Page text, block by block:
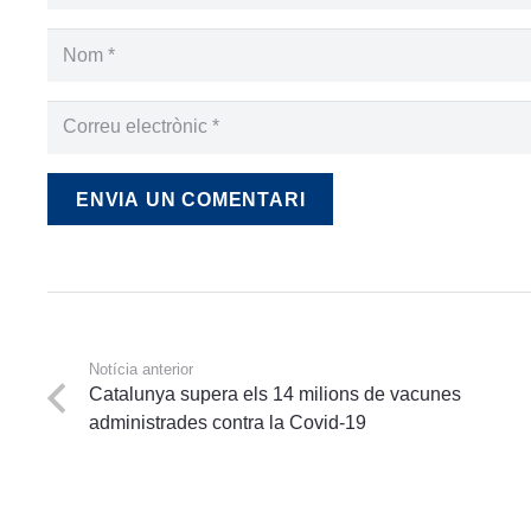
ENVIA UN COMENTARI
Notícia anterior
Catalunya supera els 14 milions de vacunes
administrades contra la Covid-19